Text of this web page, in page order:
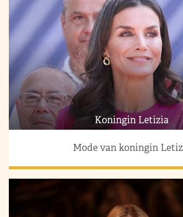
Koningin Letizia
Mode van koningin